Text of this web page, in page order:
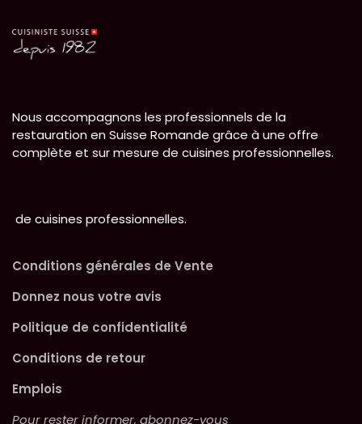
Nous accompagnons les professionnels de la
restauration en Suisse Romande grâce à une offre
complète et sur mesure de cuisines professionnelles.
de cuisines professionnelles.
Conditions générales de Vente
Donnez nous votre avis
Politique de confidentialité
Conditions de retour
Emplois
Pour rester informer, abonnez-vous